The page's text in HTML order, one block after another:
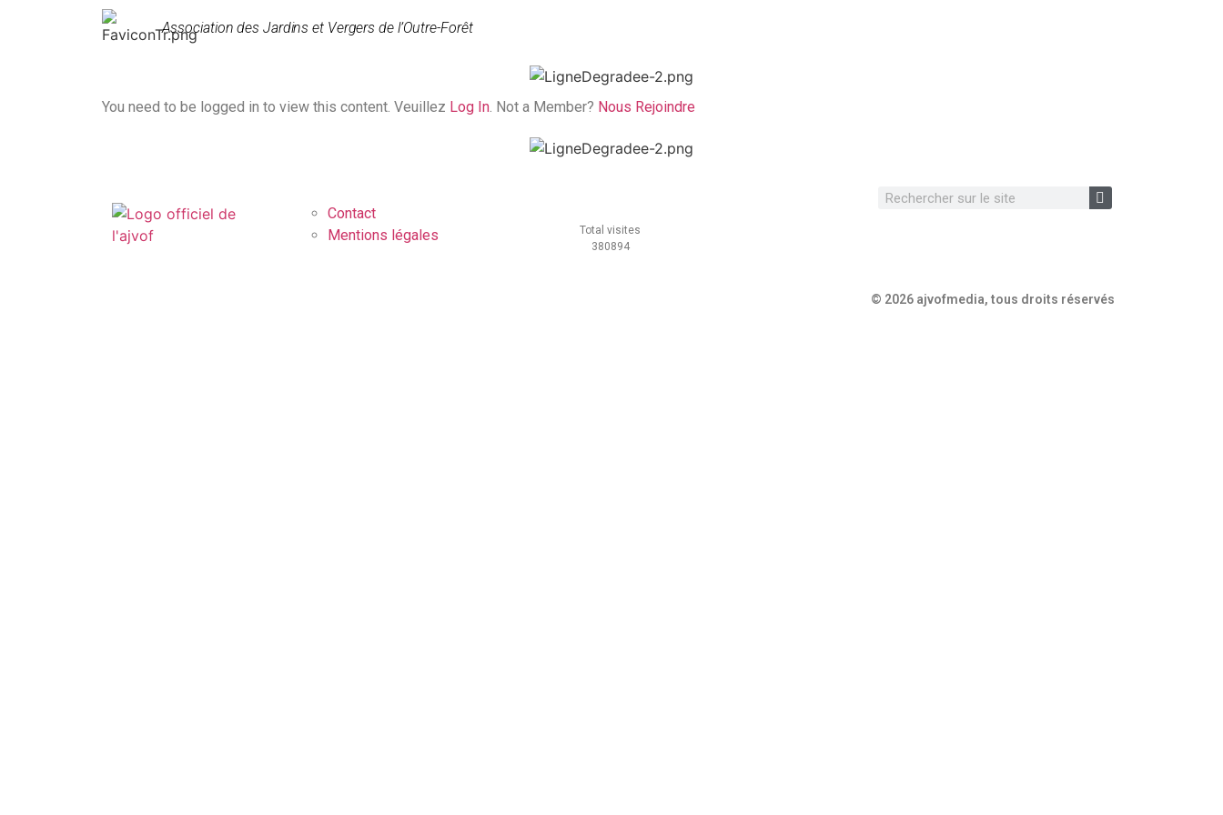
Association des Jardins et Vergers de l’Outre-Forêt
You need to be logged in to view this content. Veuillez Log In . Not a Member? Nous Rejoindre
Contact
Mentions légales
Total visites
380894
© 2026 ajvofmedia, tous droits réservés